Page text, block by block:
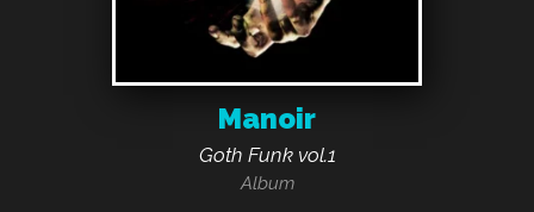
Manoir
Goth Funk vol.1
Album